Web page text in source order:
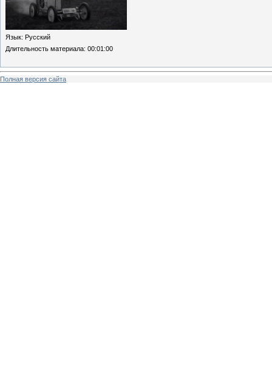
Язык: Русский
Длительность материала: 00:01:00
Полная версия сайта